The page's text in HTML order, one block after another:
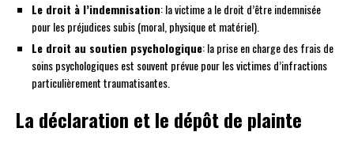
Le droit à l’indemnisation: la victime a le droit d’être indemnisée
pour les préjudices subis (moral, physique et matériel).
Le droit au soutien psychologique: la prise en charge des frais de
soins psychologiques est souvent prévue pour les victimes d’infractions
particulièrement traumatisantes.
La déclaration et le dépôt de plainte